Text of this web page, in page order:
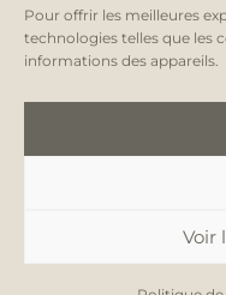
Pour offrir les meilleures
technologies telles que les
informations des appareils.
Voir
ACHAT & VENTE DE VÉHICULES